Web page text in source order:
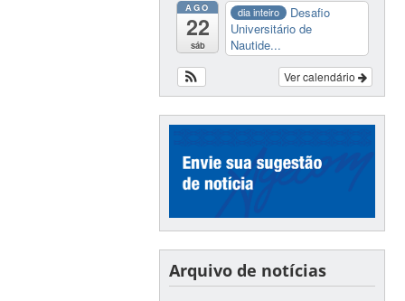
AGO
22
sáb
dia inteiro
Desafio
Universitário de
Nautide...
Ver calendário
Arquivo de notícias